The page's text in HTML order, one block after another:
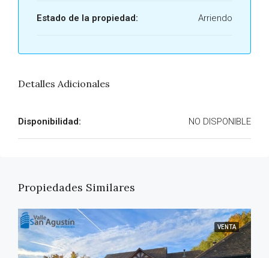
Estado de la propiedad: Arriendo
Detalles Adicionales
Disponibilidad: NO DISPONIBLE
Propiedades Similares
VENTA